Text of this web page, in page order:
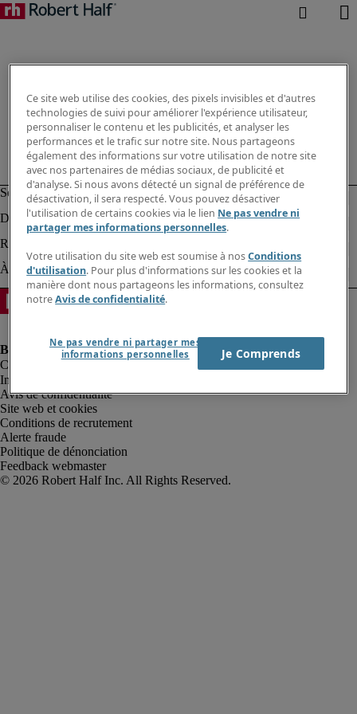
Informations sur la société
Avis de confidentialité
Site web et cookies
Conditions de recrutement
Alerte fraude
Politique de dénonciation
Feedback webmaster
Ce site web utilise des cookies, des pixels invisibles et d'autres
technologies de suivi pour améliorer l'expérience utilisateur,
personnaliser le contenu et les publicités, et analyser les
performances et le trafic sur notre site. Nous partageons
également des informations sur votre utilisation de notre site
avec nos partenaires de médias sociaux, de publicité et
d'analyse. Si nous avons détecté un signal de préférence de
désactivation, il sera respecté. Vous pouvez désactiver
l'utilisation de certains cookies via le lien Ne pas vendre ni
partager mes informations personnelles.
Votre utilisation du site web est soumise à nosConditions
d'utilisation. Pour plus d'informations sur les cookies et la
manière dont nous partageons les informations, consultez
notreAvis de confidentialité.
Ne pas vendre ni partager mes
informations personnelles
Je Comprends